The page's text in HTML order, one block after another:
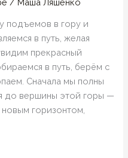
подъемов в гору и
в путь, желая
прекрасный
в путь, берём с
Сначала мы полны
до вершины этой горы —
горизонтом,